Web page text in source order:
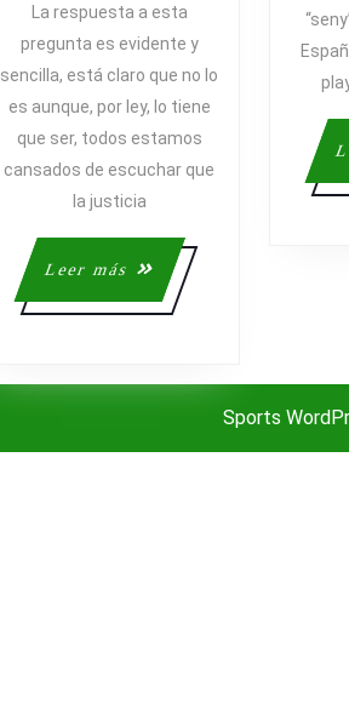
JUDICIAL
DEL
POLÍTICO?
La respuesta a esta
pregunta es evidente y
sencilla, está claro que no lo
es aunque, por ley, lo tiene
que ser, todos estamos
cansados de escuchar que
la justicia
Leer más
Leer
más
Sports